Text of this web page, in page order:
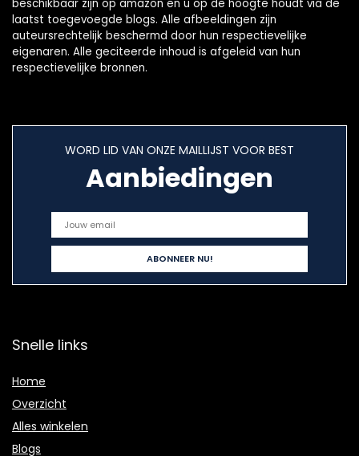
beschikbaar zijn op amazon en u op de hoogte houdt via de
laatst toegevoegde blogs. Alle afbeeldingen zijn
auteursrechtelijk beschermd door hun respectievelijke
eigenaren. Alle geciteerde inhoud is afgeleid van hun
respectievelijke bronnen.
WORD LID VAN ONZE MAILLIJST VOOR BEST
Aanbiedingen
Snelle links
Home
Overzicht
Alles winkelen
Blogs